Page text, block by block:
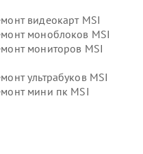
видеокарт MSI
моноблоков MSI
мониторов MSI
ультрабуков MSI
мини пк MSI